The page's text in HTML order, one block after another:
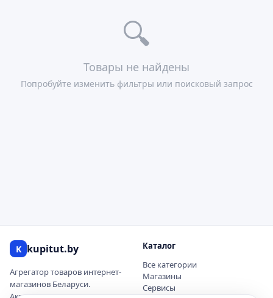
🔍
Товары не найдены
Попробуйте изменить фильтры или поисковый запрос
K kupitut.by
Агрегатор товаров интернет-
магазинов Беларуси.
Каталог
Все категории
Магазины
Сервисы